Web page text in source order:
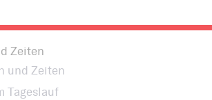
Zeiten
und Zeiten
Tageslauf